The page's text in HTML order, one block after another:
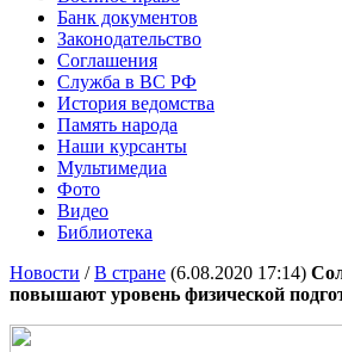
Банк документов
Законодательство
Соглашения
Служба в ВС РФ
История ведомства
Память народа
Наши курсанты
Мультимедиа
Фото
Видео
Библиотека
Новости /В стране (6.08.2020 17:14)
повышают уровень физической